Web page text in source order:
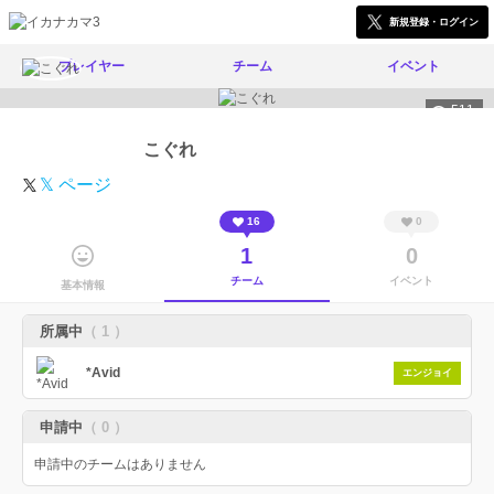
新規登録・ログイン
プレイヤー チーム イベント
511
こぐれ
𝕏 ページ
基本情報
16
1
チーム
0
0
イベント
所属中 （ 1 ）
*Avid エンジョイ
申請中 （ 0 ）
申請中のチームはありません